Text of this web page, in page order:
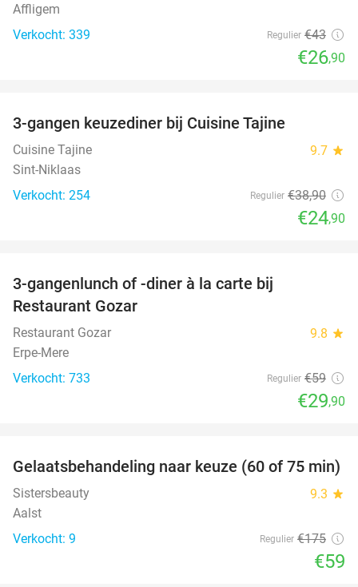
Affligem
Verkocht: 339
Regulier €43
€26,90
3-gangen keuzediner bij Cuisine Tajine
Cuisine Tajine 9.7 star
Sint-Niklaas
Verkocht: 254
Regulier €38,90
€24,90
3-gangenlunch of -diner à la carte bij
Restaurant Gozar
Restaurant Gozar 9.8 star
Erpe-Mere
Verkocht: 733
Regulier €59
€29,90
66%
Gelaatsbehandeling naar keuze (60 of 75 min)
Sistersbeauty 9.3 star
Aalst
Verkocht: 9
Regulier €175
€59